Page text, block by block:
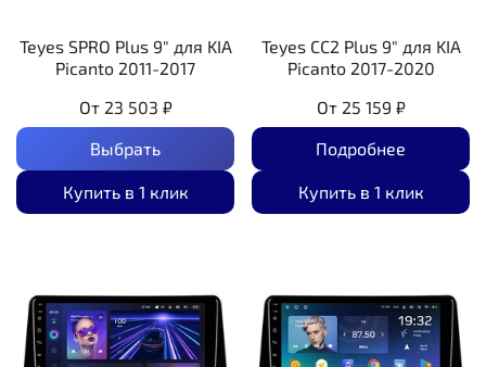
Teyes SPRO Plus 9" для KIA
Picanto 2011-2017
От 23 503 ₽
Выбрать
Купить в 1 клик
Teyes CC2 Plus 9" для KIA
Picanto 2017-2020
От 25 159 ₽
Подробнее
Купить в 1 клик